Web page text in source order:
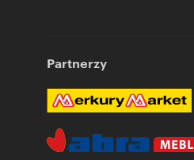
Partnerzy